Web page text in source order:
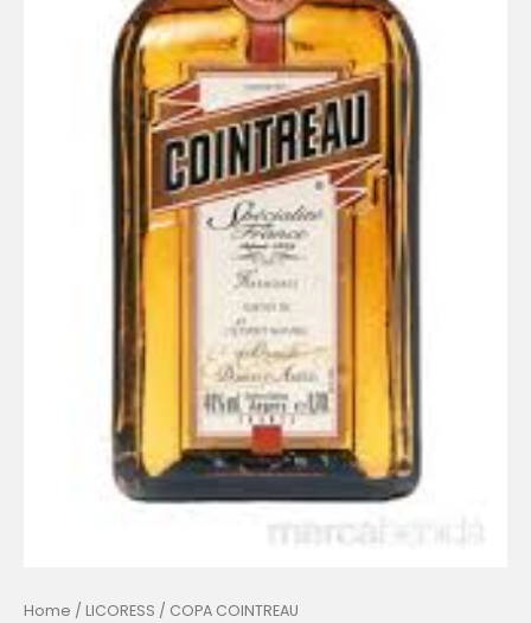
Home / LICORESS / COPA COINTREAU